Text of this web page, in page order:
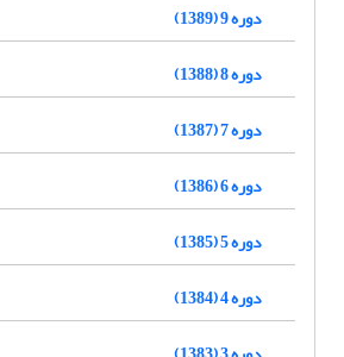
دوره 9 (1389)
دوره 8 (1388)
دوره 7 (1387)
دوره 6 (1386)
دوره 5 (1385)
دوره 4 (1384)